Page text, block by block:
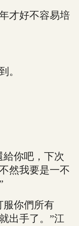
才好不容易培
。
你吧，下次
然我要是一不
你們所有
出手了。”江